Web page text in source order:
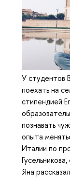
У студентов
поехать на
стипендией
познавать
опыта
Италии по
Яна